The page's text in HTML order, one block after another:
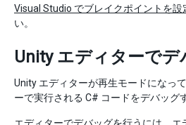
Visual Studio でブレイクポイントを設
い。
Unity エディターでデ
Unity エディターが再生モードになっ
ーで実行される C# コードをデバッグ